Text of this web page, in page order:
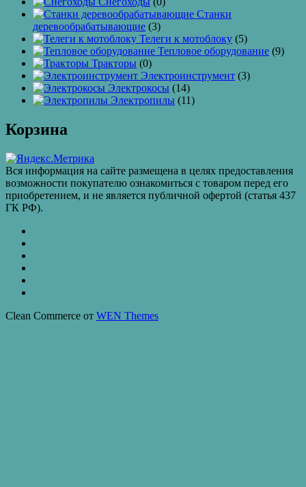
Станки
деревообрабатывающие (3)
Телеги к мотоблоку (5)
Тепловое оборудование (9)
Тракторы (0)
Электроинструмент (3)
Электрокосы (14)
Электропилы (11)
Корзина
Вся информация на сайте размещена в целях предоставления
возможности покупателю ознакомиться с товаром перед его
приобретением, и не является публичной офертой (статья 437
ГК РФ).
кредит
Clean Commerce от WEN Themes